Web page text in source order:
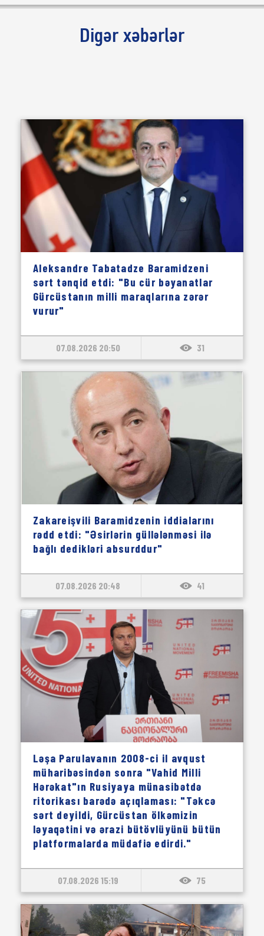
Digər xəbərlər
Aleksandre Tabatadze Baramidzeni
sərt tənqid etdi: "Bu cür bəyanatlar
Gürcüstanın milli maraqlarına zərər
vurur"
07.08.2026 20:50 31
Zakareişvili Baramidzenin iddialarını
rədd etdi: "Əsirlərin güllələnməsi ilə
bağlı dedikləri absurddur"
07.08.2026 20:48 41
Ləşa Parulavanın 2008-ci il avqust
müharibəsindən sonra "Vahid Milli
Hərəkat"ın Rusiyaya münasibətdə
ritorikası barədə açıqlaması: "Təkcə
sərt deyildi, Gürcüstan ölkəmizin
ləyaqətini və ərazi bütövlüyünü bütün
platformalarda müdafiə edirdi."
07.08.2026 15:19 75